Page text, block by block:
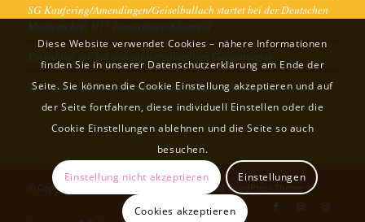
SG Kaufering/Amendingen/Geiselbullach startet bei der Deutschen
Meisterschaft U13 Juniorinnen Kleinfeld
Einladung zur Jahreshauptversammlung Gesamtverein
Termine Jahreshauptversammlung und Ausschusssitzungen
© Copyright - powered by Enfold WordPress Theme
Diese Website verwendet Cookies – nähere Informationen
finden Sie in unserer Datenschutzerklärung am Ende der
Seite. Sie können die Cookie Einstellung akzeptieren und auf
der Seite fortfahren, diese individuell Einstellen oder die
Cookie Einstellungen ablehnen und die Seite so auch
besuchen.
Einstellung nicht akzeptieren Einstellungen
Cookies akzeptieren